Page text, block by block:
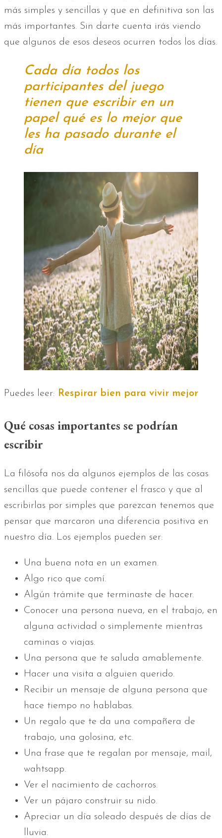
más simples y sencillas y que en definitiva son las
más importantes. Sin darte cuenta irás viendo
que algunos de esos deseos ocurren todos los días.
Cada día todos los
participantes del juego
tienen que escribir en un
papel qué es lo mejor que
les ha pasado durante el
día
Puedes leer: Respirar bien para vivir mejor
Qué cosas importantes se podrían
escribir
La filósofa nos da algunos ejemplos de las cosas
sencillas que puede contener el frasco y que al
escribirlas por simples que parezcan tenemos que
pensar que marcaron una diferencia positiva en
nuestro día. Los ejemplos pueden ser:
Una buena nota en un examen.
Algo rico que comí.
Algún trámite que terminaste de hacer.
Conocer una persona nueva, en el trabajo, en
alguna actividad o simplemente mientras
caminas o viajas.
Una persona que te saluda amablemente.
Hacer una visita a alguien querido.
Recibir un mensaje de alguna persona que
hace tiempo no hablabas.
Un regalo que te da una compañera de
trabajo, una golosina, etc.
Una frase que te regalan por mensaje, mail,
wahtsapp.
Ver el nacimiento de cachorros.
Ver un pájaro construir su nido.
Apreciar un día soleado después de días de
lluvia.